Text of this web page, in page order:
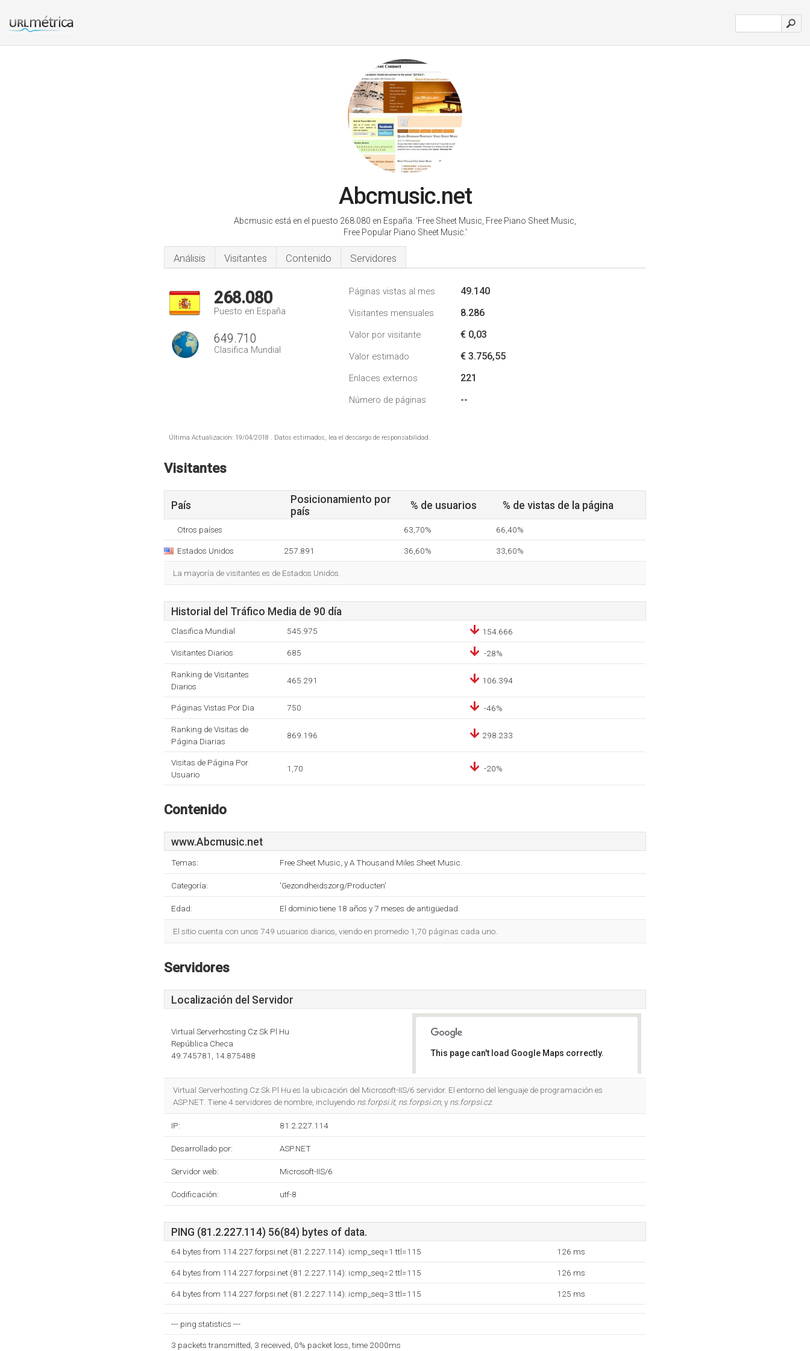
Abcmusic.net
Abcmusic está en el puesto 268.080 en España. 'Free Sheet Music, Free Piano Sheet Music,
Free Popular Piano Sheet Music.'
Análisis Visitantes Contenido Servidores
268.080
Puesto en España
649.710
Clasifica Mundial
Páginas vistas al mes 49.140
Visitantes mensuales 8.286
Valor por visitante € 0,03
Valor estimado € 3.756,55
Enlaces externos 221
Número de páginas --
Última Actualización: 19/04/2018 . Datos estimados, lea el descargo de responsabilidad.
Visitantes
País
Posicionamiento por
país
% de usuarios % de vistas de la página
Otros países 63,70% 66,40%
Estados Unidos 257.891 36,60% 33,60%
La mayoría de visitantes es de Estados Unidos.
Historial del Tráfico Media de 90 día
Clasifica Mundial 545.975 154.666
Visitantes Diarios 685 -28%
Ranking de Visitantes
Diarios
465.291 106.394
Páginas Vistas Por Dia 750 -46%
Ranking de Visitas de
Página Diarias
869.196 298.233
Visitas de Página Por
Usuario
1,70 -20%
Contenido
www.Abcmusic.net
Temas: Free Sheet Music, y A Thousand Miles Sheet Music.
Categoría: 'Gezondheidszorg/Producten'
Edad: El dominio tiene 18 años y 7 meses de antigüedad.
El sitio cuenta con unos 749 usuarios diarios, viendo en promedio 1,70 páginas cada uno.
Servidores
Localización del Servidor
Virtual Serverhosting Cz Sk Pl Hu
República Checa
49.745781, 14.875488
This page can't load Google Maps correctly.
Virtual Serverhosting Cz Sk Pl Hu es la ubicación del Microsoft-IIS/6 servidor. El entorno del lenguaje de programación es
ASP.NET. Tiene 4 servidores de nombre, incluyendo ns.forpsi.it, ns.forpsi.cn, y ns.forpsi.cz.
IP: 81.2.227.114
Desarrollado por: ASP.NET
Servidor web: Microsoft-IIS/6
Codificación: utf-8
PING (81.2.227.114) 56(84) bytes of data.
64 bytes from 114.227.forpsi.net (81.2.227.114): icmp_seq=1 ttl=115 126 ms
64 bytes from 114.227.forpsi.net (81.2.227.114): icmp_seq=2 ttl=115 126 ms
64 bytes from 114.227.forpsi.net (81.2.227.114): icmp_seq=3 ttl=115 125 ms
--- ping statistics ---
3 packets transmitted, 3 received, 0% packet loss, time 2000ms